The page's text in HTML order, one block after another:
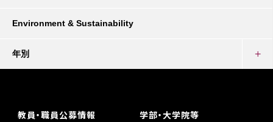
Environment & Sustainability
年別
教員・職員公募情報
学部・大学院等